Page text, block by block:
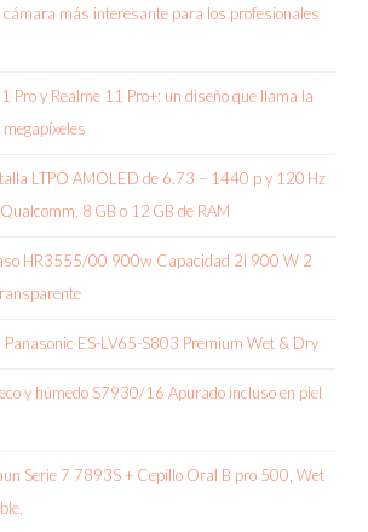
más interesante para los profesionales
Pro y Realme 11 Pro+: un diseño que llama la
LTPO AMOLED de 6.73 – 1440 p y 120 Hz
8 GB o 12 GB de RAM
HR3555/00 900w Capacidad 2l 900 W 2
ES-LV65-S803 Premium Wet & Dry
y húmedo S7930/16 Apurado incluso en piel
Serie 7 7893S + Cepillo Oral B pro 500, Wet